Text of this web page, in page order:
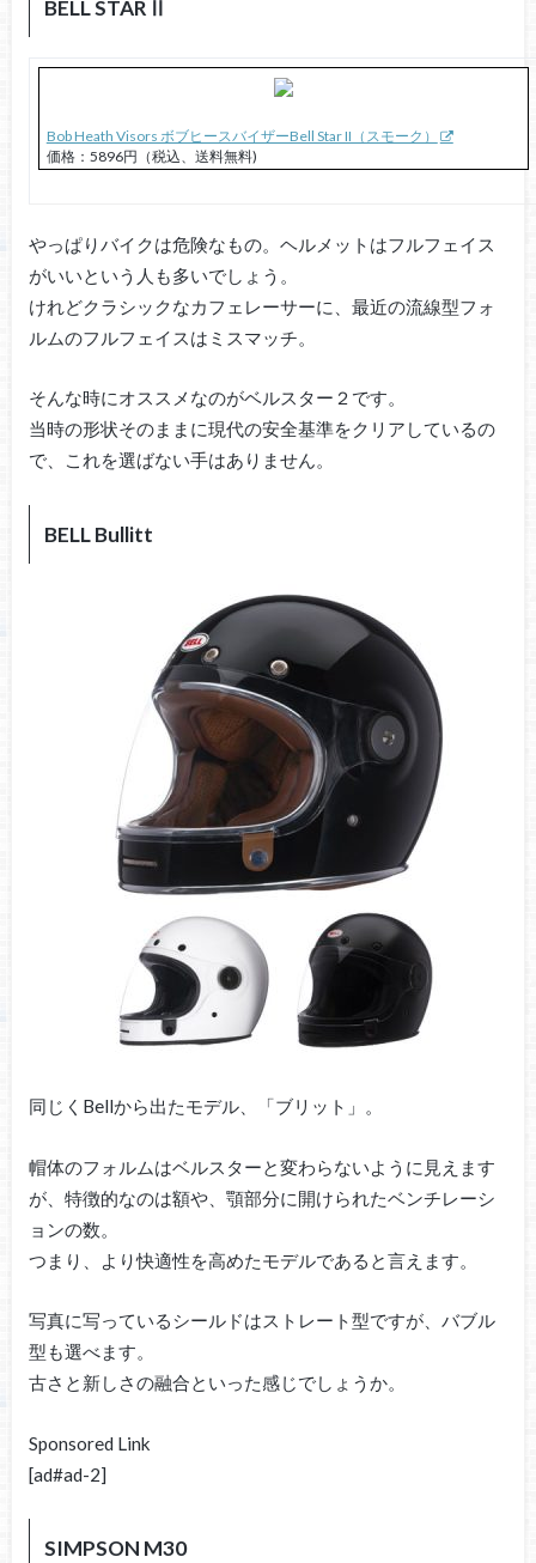
BELL STARⅡ
Bob Heath Visors ボブヒースバイザーBell Star II（スモーク）
価格：5896円（税込、送料無料)
やっぱりバイクは危険なもの。ヘルメットはフルフェイス
がいいという人も多いでしょう。
けれどクラシックなカフェレーサーに、最近の流線型フォ
ルムのフルフェイスはミスマッチ。
そんな時にオススメなのがベルスター２です。
当時の形状そのままに現代の安全基準をクリアしているの
で、これを選ばない手はありません。
BELL Bullitt
同じくBellから出たモデル、「ブリット」。
帽体のフォルムはベルスターと変わらないように見えます
が、特徴的なのは額や、顎部分に開けられたベンチレーシ
ョンの数。
つまり、より快適性を高めたモデルであると言えます。
写真に写っているシールドはストレート型ですが、バブル
型も選べます。
古さと新しさの融合といった感じでしょうか。
Sponsored Link
[ad#ad-2]
SIMPSON M30